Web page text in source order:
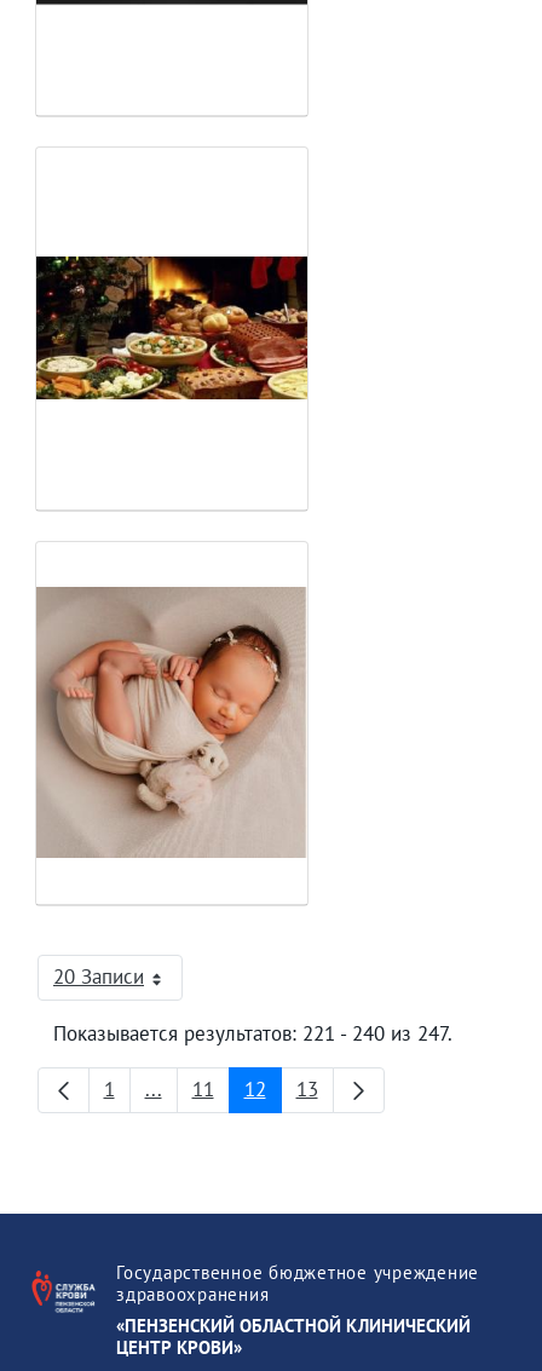
20 ЗаписиНа страницу
Показывается результатов: 221 - 240 из 247.
Страница
1 ...Промежуточные страницы
Страница
11 Страница
12 Страница
13
Государственное бюджетное учреждение
здравоохранения
«ПЕНЗЕНСКИЙ ОБЛАСТНОЙ КЛИНИЧЕСКИЙ
ЦЕНТР КРОВИ»